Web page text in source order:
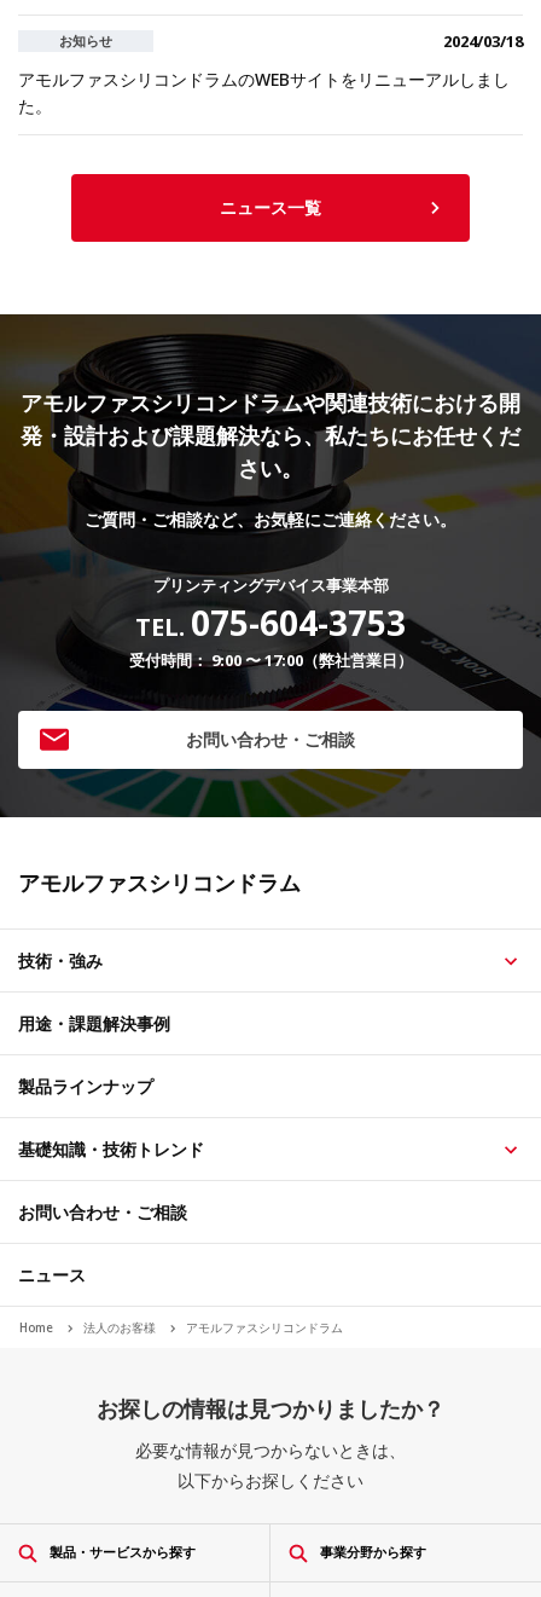
お知らせ 2024/03/18
アモルファスシリコンドラムのWEBサイトをリニューアルしまし
た。
ニュース一覧
アモルファスシリコンドラムや関連技術における開
発・設計および課題解決なら、私たちにお任せくだ
さい。
ご質問・ご相談など、お気軽にご連絡ください。
プリンティングデバイス事業本部
TEL. 075-604-3753
受付時間： 9:00 〜 17:00（弊社営業日）
お問い合わせ・ご相談
アモルファスシリコンドラム
技術・強み
用途・課題解決事例
製品ラインナップ
基礎知識・技術トレンド
お問い合わせ・ご相談
ニュース
Home 法人のお客様 アモルファスシリコンドラム
お探しの情報は見つかりましたか？
必要な情報が見つからないときは、
以下からお探しください
製品・サービスから探す 事業分野から探す